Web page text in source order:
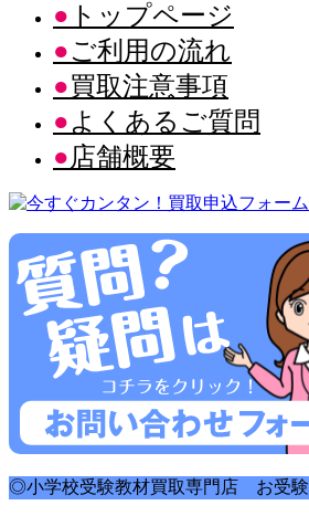
トップページ
ご利用の流れ
買取注意事項
よくあるご質問
店舗概要
◎小学校受験教材買取専門店 お受験